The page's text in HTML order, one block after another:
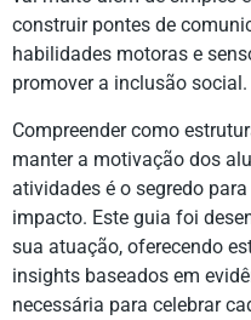
construir pontes de
habilidades motoras e
promover a inclusão social.
Compreender como
manter a motivação dos
atividades é o segredo
impacto. Este guia foi
sua atuação, oferecendo
insights baseados em
necessária para celebrar